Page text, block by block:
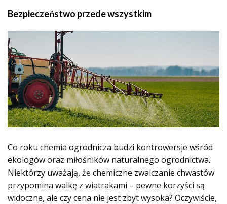
Bezpieczeństwo przede wszystkim
Co roku chemia ogrodnicza budzi kontrowersje wśród
ekologów oraz miłośników naturalnego ogrodnictwa.
Niektórzy uważają, że chemiczne zwalczanie chwastów
przypomina walkę z wiatrakami – pewne korzyści są
widoczne, ale czy cena nie jest zbyt wysoka? Oczywiście,